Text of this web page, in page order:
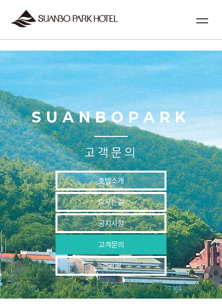
SUANBOPARK
고객문의
호텔소개
오시는길
공지사항
고객문의
갤러리